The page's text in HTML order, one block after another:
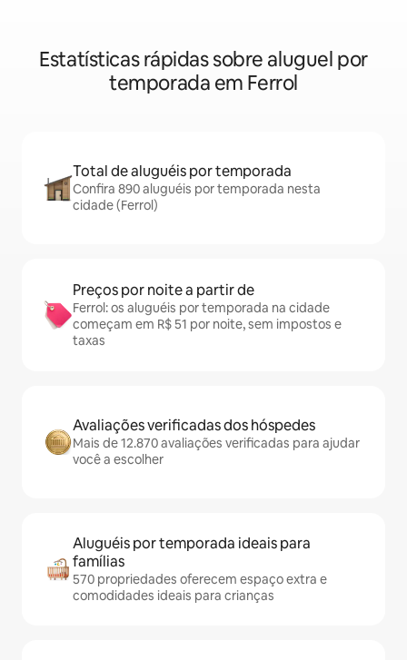
Estatísticas rápidas sobre aluguel por
temporada em Ferrol
Total de aluguéis por temporada
Confira 890 aluguéis por temporada nesta
cidade (Ferrol)
Preços por noite a partir de
Ferrol: os aluguéis por temporada na cidade
começam em R$ 51 por noite, sem impostos e
taxas
Avaliações verificadas dos hóspedes
Mais de 12.870 avaliações verificadas para ajudar
você a escolher
Aluguéis por temporada ideais para
famílias
570 propriedades oferecem espaço extra e
comodidades ideais para crianças